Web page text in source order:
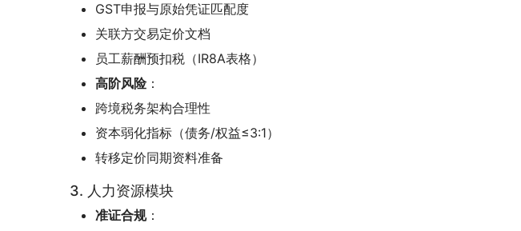
GST申报与原始凭证匹配度
关联方交易定价文档
员工薪酬预扣税（IR8A表格）
高阶风险：
跨境税务架构合理性
资本弱化指标（债务/权益≤3:1）
转移定价同期资料准备
3. 人力资源模块
准证合规：